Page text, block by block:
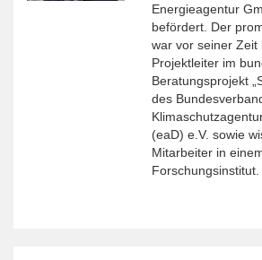
Energieagentur
befördert. Der
war vor seiner Zeit
Projektleiter im
Beratungsprojekt
des
(eaD) e.V. sowie
Mitarbeiter in
Forschungsinstitut.